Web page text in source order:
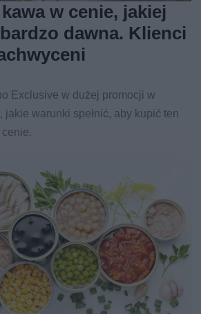
w cenie, jakiej
dawna. Klienci
Exclusive w dużej promocji w
jakie warunki spełnić, aby kupić ten